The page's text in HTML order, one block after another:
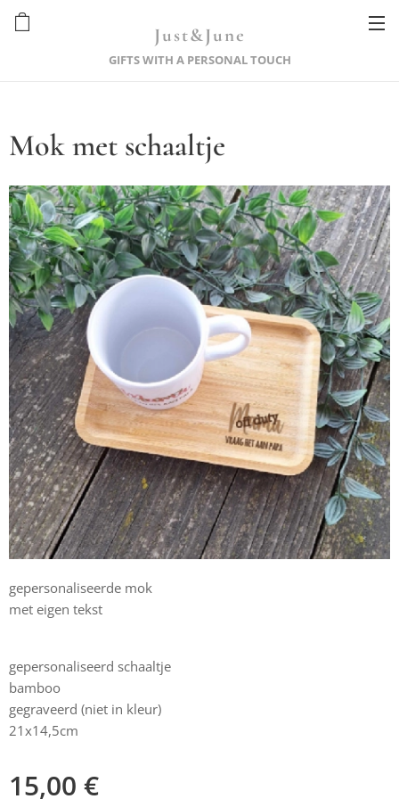
Just&June
GIFTS WITH A PERSONAL TOUCH
Mok met schaaltje
gepersonaliseerde mok
met eigen tekst
gepersonaliseerd schaaltje
bamboo
gegraveerd (niet in kleur)
21x14,5cm
15,00 €